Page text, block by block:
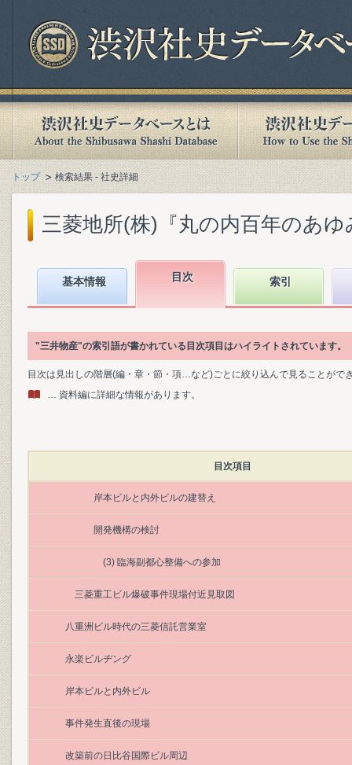
トップ 検索結果 - 社史詳細
三菱地所(株)『丸の内百年のあ
基本情報 目次 索引
"三井物産"の索引語が書かれている目次項目はハイライトされています。
目次は見出しの階層(編・章・節・項…など)ごとに絞り込んで見ることがで
… 資料編に詳細な情報があります。
目次項目
岸本ビルと内外ビルの建替え
開発機構の検討
(3) 臨海副都心整備への参加
三菱重工ビル爆破事件現場付近見取図
八重洲ビル時代の三菱信託営業室
永楽ビルヂング
岸本ビルと内外ビル
事件発生直後の現場
改築前の日比谷国際ビル周辺